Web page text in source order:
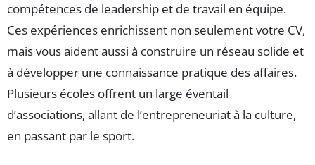
compétences de leadership et de travail en équipe.
Ces expériences enrichissent non seulement votre CV,
mais vous aident aussi à construire un réseau solide et
à développer une connaissance pratique des affaires.
Plusieurs écoles offrent un large éventail
d’associations, allant de l’entrepreneuriat à la culture,
en passant par le sport.